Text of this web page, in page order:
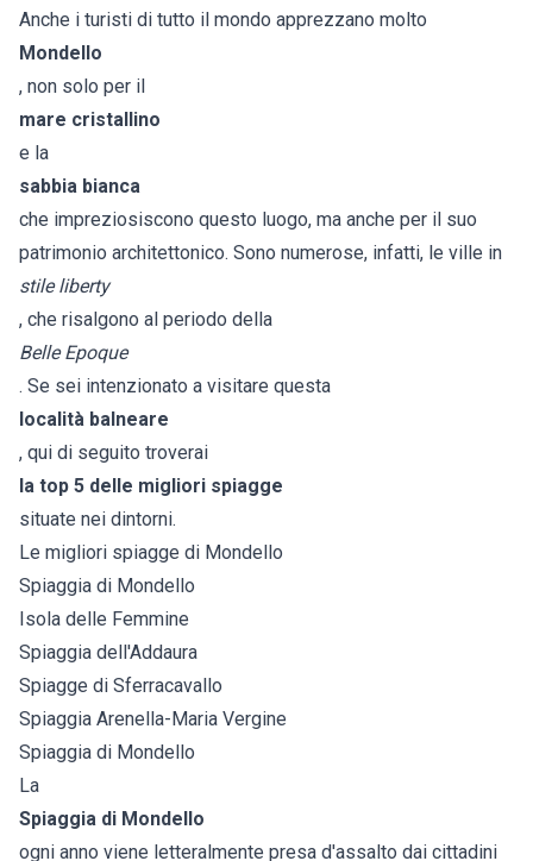
Anche i turisti di tutto il mondo apprezzano molto
Mondello
, non solo per il
mare cristallino
e la
sabbia bianca
che impreziosiscono questo luogo, ma anche per il suo
patrimonio architettonico. Sono numerose, infatti, le ville in
stile liberty
, che risalgono al periodo della
Belle Epoque
. Se sei intenzionato a visitare questa
località balneare
, qui di seguito troverai
la top 5 delle migliori spiagge
situate nei dintorni.
Le migliori spiagge di Mondello
Spiaggia di Mondello
Isola delle Femmine
Spiaggia dell'Addaura
Spiagge di Sferracavallo
Spiaggia Arenella-Maria Vergine
Spiaggia di Mondello
La
Spiaggia di Mondello
ogni anno viene letteralmente presa d'assalto dai cittadini